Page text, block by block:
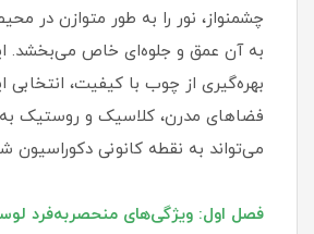
چشمنواز، نور را به طور متوازن در
به آن عمق و جلوه‌ای خاص می‌بخشد.
بهره‌گیری از چوب با کیفیت، انتخابی
فضاهای مدرن، کلاسیک و روستیک
می‌تواند به نقطه کانونی دکوراسیون
فصل اول: ویژگی‌های منحصربه‌فرد